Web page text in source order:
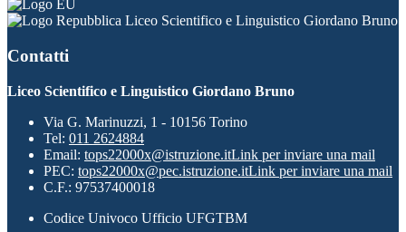
Liceo Scientifico e Linguistico Giordano Bruno
Contatti
Liceo Scientifico e Linguistico Giordano Bruno
Via G. Marinuzzi, 1 - 10156 Torino
Tel: 011 2624884
Email: tops22000x@istruzione.itLink per inviare una mail
PEC: tops22000x@pec.istruzione.itLink per inviare una mail
C.F.: 97537400018
Codice Univoco Ufficio UFGTBM